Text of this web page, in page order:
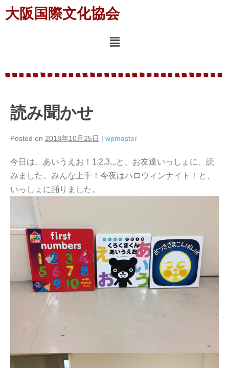
大阪国際文化協会
読み聞かせ
Posted on 2018年10月25日 | wpmaster
今日は、あいうえお！1.2.3,,,と、お友達いっしょに、読
みました。みんな上手！今夜はハロウィンナイト！と、
いっしょに踊りました。